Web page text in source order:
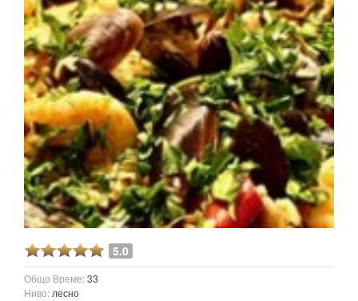
5.0
Общо Време:33
Ниво: лесно